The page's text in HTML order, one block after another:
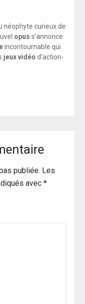
néophyte curieux de
opus s’annonce
incontournable qui
jeux vidéo d’action-
publiée. Les
avec *